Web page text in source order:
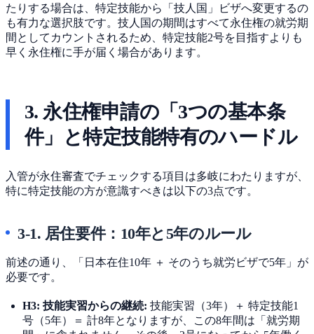
たりする場合は、特定技能から「技人国」ビザへ変更するの
も有力な選択肢です。技人国の期間はすべて永住権の就労期
間としてカウントされるため、特定技能2号を目指すよりも
早く永住権に手が届く場合があります。
3. 永住権申請の「3つの基本条
件」と特定技能特有のハードル
入管が永住審査でチェックする項目は多岐にわたりますが、
特に特定技能の方が意識すべきは以下の3点です。
3-1. 居住要件：10年と5年のルール
前述の通り、「日本在住10年 ＋ そのうち就労ビザで5年」が
必要です。
H3: 技能実習からの継続: 技能実習（3年）＋ 特定技能1
号（5年）＝ 計8年となりますが、この8年間は「就労期